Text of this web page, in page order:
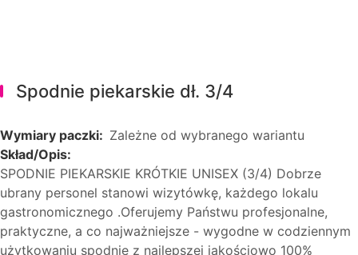
Spodnie piekarskie dł. 3/4
Wymiary paczki: Zależne od wybranego wariantu
Skład/Opis:
SPODNIE PIEKARSKIE KRÓTKIE UNISEX (3/4) Dobrze
ubrany personel stanowi wizytówkę, każdego lokalu
gastronomicznego .Oferujemy Państwu profesjonalne,
praktyczne, a co najważniejsze - wygodne w codziennym
użytkowaniu spodnie z najlepszej jakościowo 100%